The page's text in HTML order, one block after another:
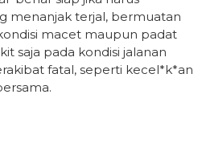
menanjak terjal, bermuatan
macet maupun padat
saja pada kondisi jalanan
fatal, seperti kecel*k*an